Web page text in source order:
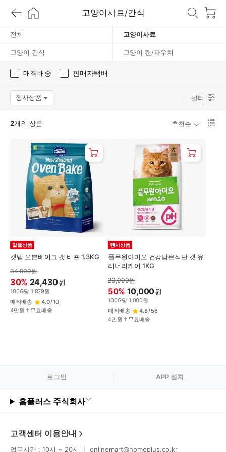
고양이사료/간식
전체 고양이사료
고양이 간식 고양이 캔/파우치
매직배송 판매자택배
행사상품옵션팝업 열기 필터
2개의 상품 추천순
캣템 오븐베이크 캣 비프 1.3KG
알뜰상품
34,900원
30% 24,430원
100G당 1,879원
매직배송
4.0/10
4만원↑무료배송
풀무원아미오 건강담은식단 캣 유
리너리케어 1KG
행사상품
20,000원
50% 10,000원
100G당 1,000원
매직배송
4.8/56
4만원↑무료배송
로그인 APP 설치
홈플러스 주식회사
고객센터 이용안내
업무시간 : 10시 ~ 20시 onlinemart@homeplus.co.kr